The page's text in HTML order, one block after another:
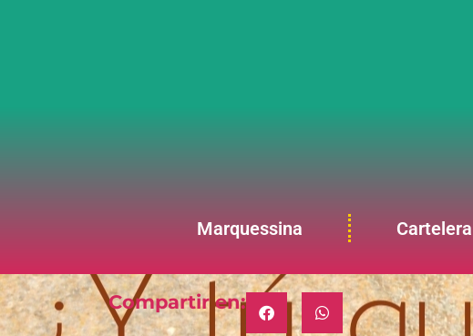
Marquessina Cartelera
Compartir en: